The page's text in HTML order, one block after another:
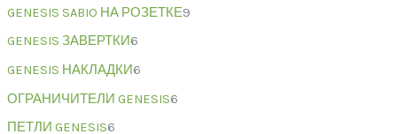
GENESIS SABIO НА РОЗЕТКЕ9
GENESIS ЗАВЕРТКИ6
GENESIS НАКЛАДКИ6
ОГРАНИЧИТЕЛИ GENESIS6
ПЕТЛИ GENESIS6